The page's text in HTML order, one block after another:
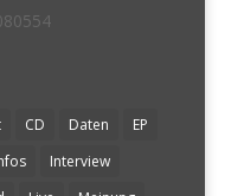
CD Daten
EP
Interview